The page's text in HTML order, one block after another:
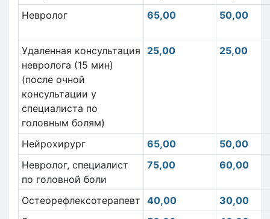
Невролог
65,00 50,00
Удаленная консультация
невролога (15 мин)
(после очной
консультации у
специалиста по
головным болям)
25,00 25,00
Нейрохирург 65,00
50,00
Невролог, специалист
по головной боли
75,00 60,00
Остеорефлексотерапевт 40,00
30,00